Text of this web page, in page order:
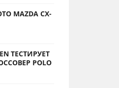
MAZDA CX-
ТЕСТИРУЕТ
POLO